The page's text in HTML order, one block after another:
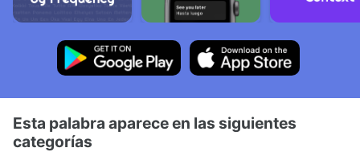
Esta palabra aparece en las siguientes
categorías